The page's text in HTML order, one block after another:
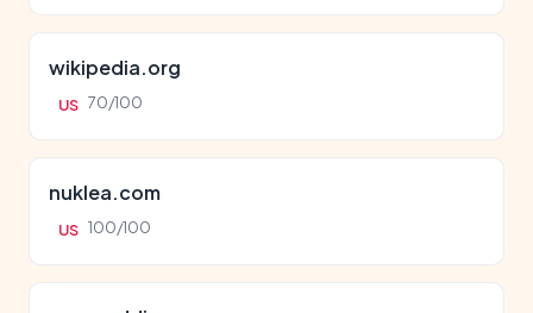
wikipedia.org
US 70/100
nuklea.com
US 100/100